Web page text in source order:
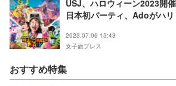
USJ、ハロウィーン2023開
日本初パーティ、Adoがハ
2023.07.06 15:43
女子旅プレス
おすすめ特集